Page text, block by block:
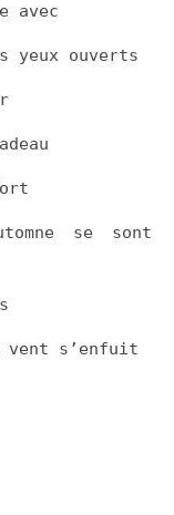
avec
yeux ouverts
se sont
s’enfuit